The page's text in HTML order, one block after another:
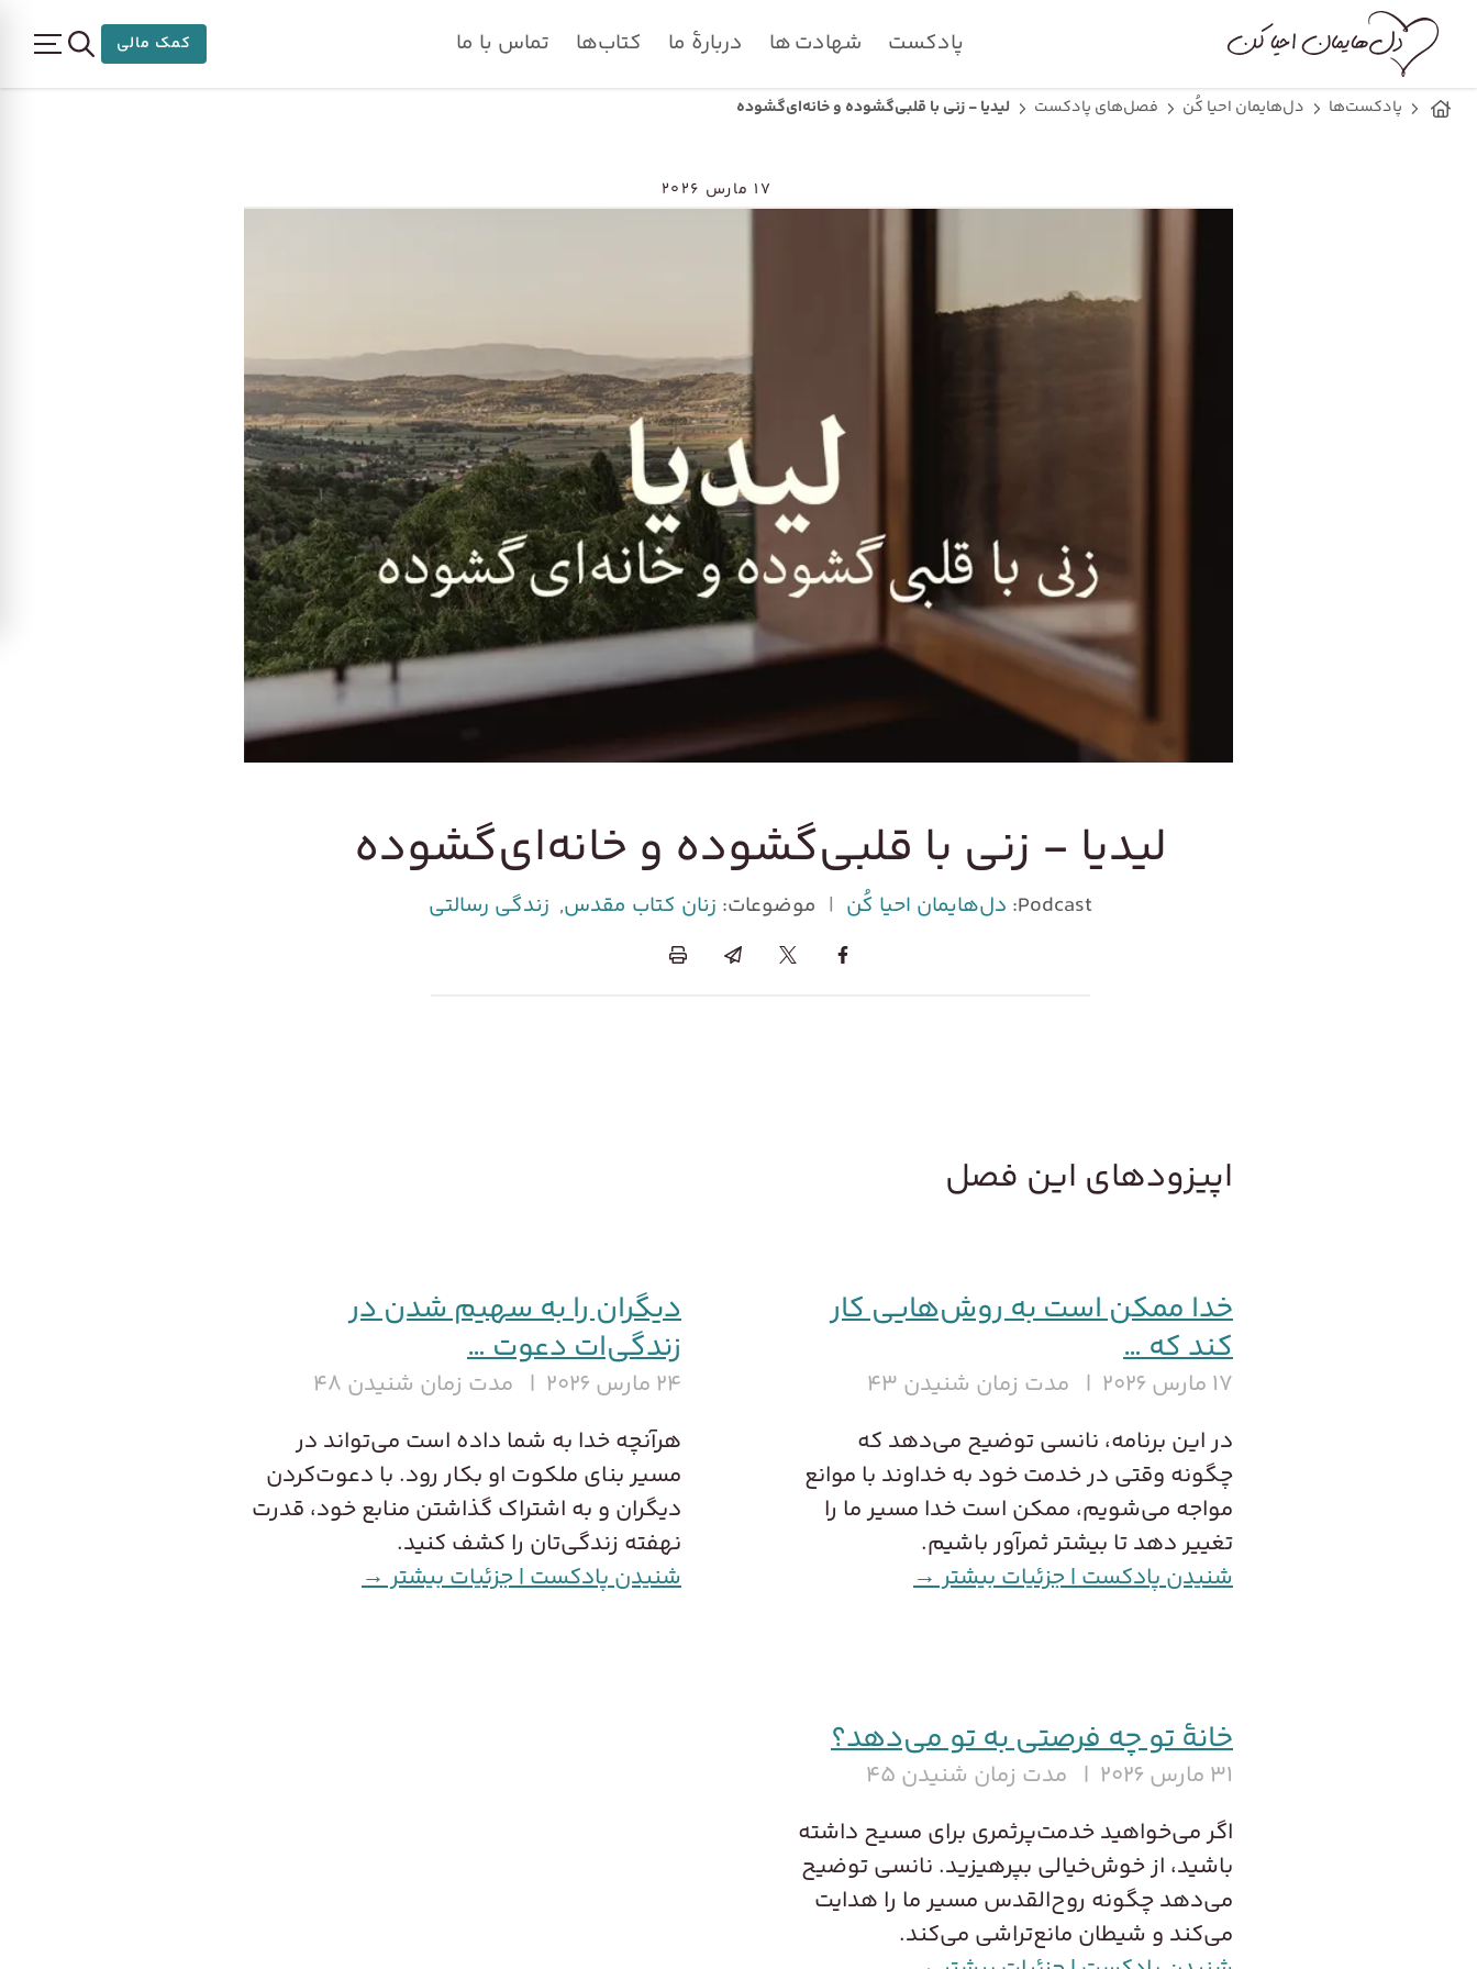
پادکست شهادت ها دربارۀ ما کتاب‌ها تماس با ما کمک مالی
پادکست‌ها دل‌هایمان احیا کُن فصل‌های پادکست لیدیا - زنی با قلبی‌گشوده و خانه‌ای‌گشوده
۱۷ مارس ۲۰۲۶
لیدیا - زنی با قلبی‌گشوده و خانه‌ای‌گشوده
Podcast: دل‌هایمان احیا کُن | موضوعات: زنان کتاب مقدس, زندگی رسالتی
اپیزودهای این فصل
خدا ممکن است به روش‌هایی کار
کند که …
۱۷ مارس ۲۰۲۶
مدت زمان شنیدن ۴۳
در این برنامه، نانسی توضیح می‌دهد که
چگونه وقتی در خدمت خود به خداوند با موانع
مواجه می‌شویم، ممکن است خدا مسیر ما را
تغییر دهد تا بیشتر ثمر‌آور باشیم.
شنیدن پادکست | جزئیات بیشتر →
دیگران را به سهیم شدن در
زندگی‌ات دعوت …
۲۴ مارس ۲۰۲۶
مدت زمان شنیدن ۴۸
هرآنچه خدا به شما داده است می‌تواند در
مسیر بنای ملکوت او بکار رود. با دعوت‌کردن
دیگران و به اشتراک گذاشتن منابع خود، قدرت
نهفته زندگی‌تان را کشف کنید.
شنیدن پادکست | جزئیات بیشتر →
خانهٔ تو چه فرصتی به تو می‌دهد؟
۳۱ مارس ۲۰۲۶
مدت زمان شنیدن ۴۵
اگر می‌خواهید خدمت‌پرثمری برای مسیح داشته
باشید، از خوش‌خیالی بپرهیزید. نانسی توضیح
می‌دهد چگونه روح‌القدس مسیر ما را هدایت
می‌کند و شیطان مانع‌تراشی می‌کند.